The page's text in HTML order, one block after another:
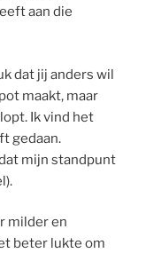
aan die
dat jij anders wil
maakt, maar
Ik vind het
gedaan.
mijn standpunt
milder en
beter lukte om